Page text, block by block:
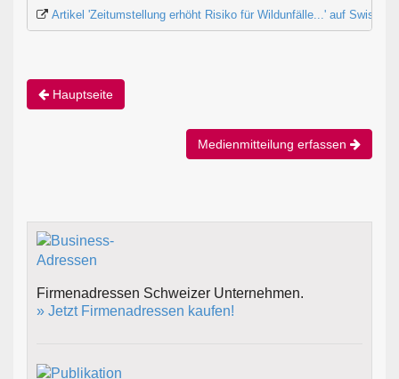
Artikel 'Zeitumstellung erhöht Risiko für Wildunfälle...' auf Swiss-
Hauptseite
Medienmitteilung erfassen
Firmenadressen Schweizer Unternehmen.
» Jetzt Firmenadressen kaufen!